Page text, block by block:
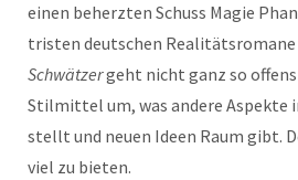
einen beherzten Schuss Magie
tristen deutschen
Schwätzergeht nicht ganz so
Stilmittel um, was andere Aspekte
stellt und neuen Ideen Raum gibt.
viel zu bieten.